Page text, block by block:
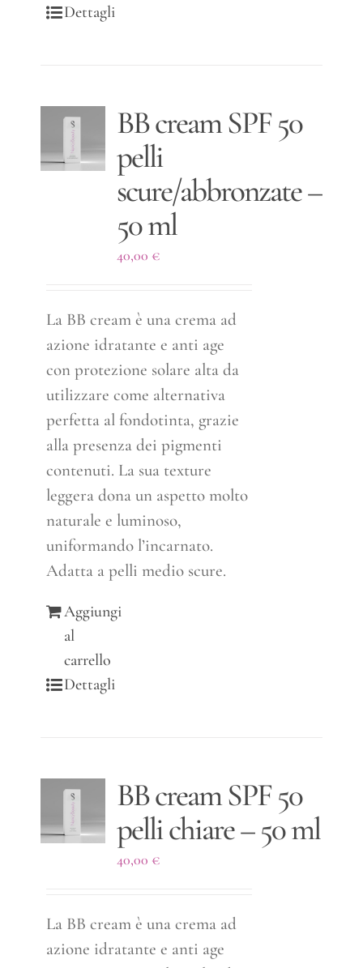
Dettagli
BB cream SPF 50
pelli
scure/abbronzate –
50 ml
40,00 €
La BB cream è una crema ad
azione idratante e anti age
con protezione solare alta da
utilizzare come alternativa
perfetta al fondotinta, grazie
alla presenza dei pigmenti
contenuti. La sua texture
leggera dona un aspetto molto
naturale e luminoso,
uniformando l’incarnato.
Adatta a pelli medio scure.
Aggiungi
al
carrello
Dettagli
BB cream SPF 50
pelli chiare – 50 ml
40,00 €
La BB cream è una crema ad
azione idratante e anti age